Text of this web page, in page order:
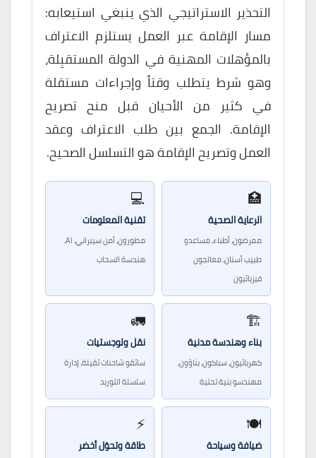
التحذير الاستراتيجي الذي ينبغي استيعابه:
مسار الإقامة عبر العمل يستلزم الاعتراف
بالمؤهلات المهنية في الدولة المستقبِلة،
وهو شرط يتطلب وقتاً وإجراءات مستقلة
في كثير من الأحيان قبل منح تصريح
الإقامة. الجمع بين طلب الاعتراف وعقد
العمل وتصريح الإقامة هو التسلسل الصحيح.
🏥
الرعاية الصحية
ممرضون، أطباء، مساعدو
طبيب أسنان، معالجون
فيزيائيون
💻
تقنية المعلومات
مطورون، أمن سيبراني، AI،
هندسة السحاب
🏗️
بناء وهندسة مدنية
كهربائيون، سباكون، بنّاؤون،
مهندسو بنية تحتية
🚛
نقل ولوجستيات
سائقو شاحنات ثقيلة، إدارة
سلسلة التوريد
🍽️
ضيافة وسياحة
⚡
طاقة وتحوّل أخضر